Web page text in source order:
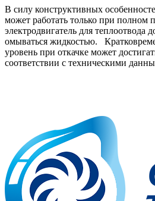
В силу конструктивных
может работать только при полном
электродвигатель для теплоотвода
омываться жидкостью.
уровень при откачке может
соответствии с техническими